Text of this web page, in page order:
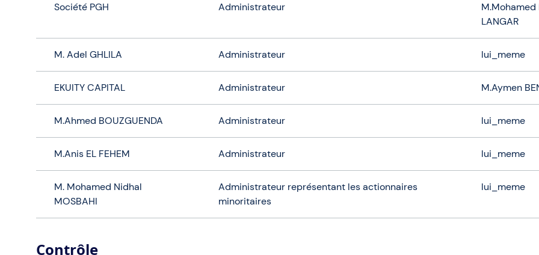
Société PGH Administrateur
LANGAR
M. Adel GHLILA Administrateur lui_meme
EKUITY CAPITAL Administrateur M.Aymen
M.Ahmed BOUZGUENDA Administrateur lui_meme
M.Anis EL FEHEM Administrateur lui_meme
M. Mohamed Nidhal
MOSBAHI
Administrateur représentant les actionnaires
minoritaires
lui_meme
Contrôle